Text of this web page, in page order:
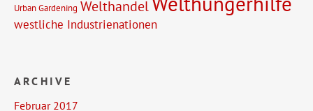
Urban Gardening Welthandel
westliche Industrienationen
ARCHIVE
Februar 2017